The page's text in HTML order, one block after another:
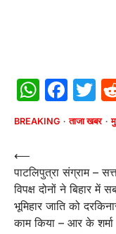
BREAKING ताजा खबर
Post
navigation
⟵
पाटलिपुत्रा संग्राम –
विपक्ष दोनों ने बिहार में
भूमिहार जाति को
काम किया – आर के शर्मा